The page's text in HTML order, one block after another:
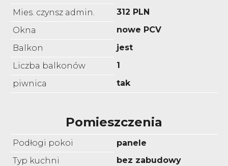
Mies. czynsz admin.
312 PLN
Okna
nowe PCV
Balkon
jest
Liczba balkonów
1
piwnica
tak
Pomieszczenia
Podłogi pokoi
panele
Typ kuchni
bez zabudowy